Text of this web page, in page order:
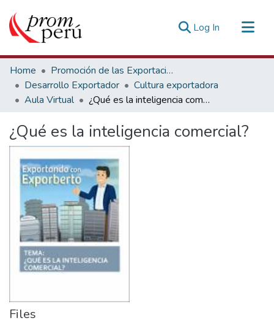
Log In (current)
Communities & Collections
All of DSpace
Statistics
Estadísticas Externas
Home
Promoción de las Exportaciones
Desarrollo Exportador
Cultura exportadora
Aula Virtual
¿Qué es la inteligencia comercial?
¿Qué es la inteligencia comercial?
Files